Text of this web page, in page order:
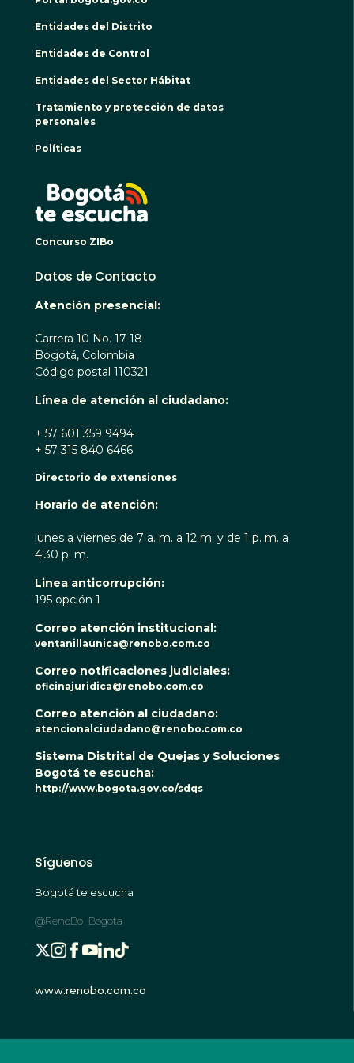
Entidades del Distrito
Entidades de Control
Entidades del Sector Hábitat
Tratamiento y protección de datos
personales
Políticas
Concurso ZIBo
Datos de Contacto
Atención presencial:
Carrera 10 No. 17-18
Bogotá, Colombia
Código postal 110321
Línea de atención al ciudadano:
+ 57 601 359 9494
+ 57 315 840 6466
Directorio de extensiones
Horario de atención:
lunes a viernes de 7 a. m. a 12 m. y de 1 p. m. a
4:30 p. m.
Linea anticorrupción:
195 opción 1
Correo atención institucional:
ventanillaunica@renobo.com.co
Correo notificaciones judiciales:
oficinajuridica@renobo.com.co
Correo atención al ciudadano:
atencionalciudadano@renobo.com.co
Sistema Distrital de Quejas y Soluciones
Bogotá te escucha:
http://www.bogota.gov.co/sdqs
Síguenos
Bogotá te escucha
@RenoBo_Bogota
www.renobo.com.co